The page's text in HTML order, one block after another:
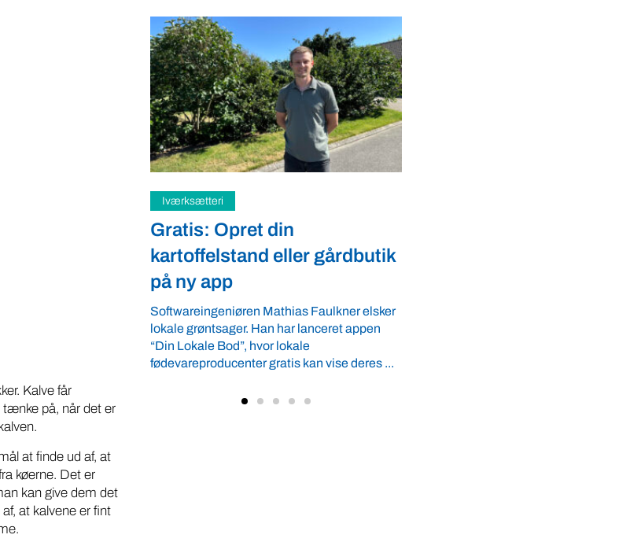
Kalve får
tænke på, når det er
at finde ud af, at
køerne. Det er
kan give dem det
at kalvene er fint
Samfund
Fredspligt giver landmænd
strategisk fordel
Arbejdsgiverforeningen GLS-A tilbyder
landmænd – også i usikre tider. VBF byder
velkommen ...